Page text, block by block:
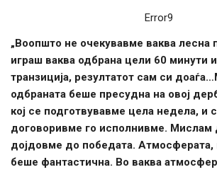
Error9
„Воопшто не очекувавме ваква лесна
играш ваква одбрана цели 60 минути
транзиција, резултатот сам си
одбраната беше пресудна на овој
кој се подготвувавме цела недела, и
договоривме го исполнивме. Мислам
дојдовме до победата. Атмосферата,
беше фантастична. Во ваква